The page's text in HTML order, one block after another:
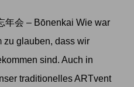
年会 – Bōnenkai Wie war
zu glauben, dass wir
sind. Auch in
traditionelles ARTvent